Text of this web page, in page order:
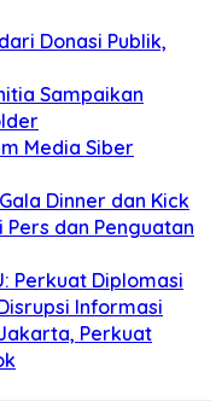
Donasi Publik,
Sampaikan
Media Siber
Dinner dan Kick
Pers dan Penguatan
Perkuat Diplomasi
Informasi
Perkuat